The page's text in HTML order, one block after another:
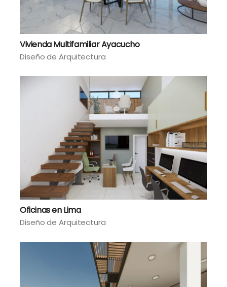
Vivienda Multifamiliar Ayacucho
Diseño de Arquitectura
Oficinas en Lima
Diseño de Arquitectura